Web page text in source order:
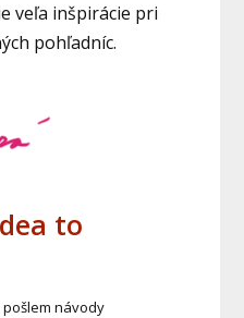
veľa inšpirácie pri
pohľadníc.
to
návody